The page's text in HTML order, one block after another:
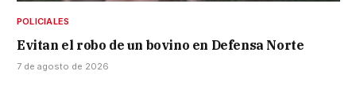
POLICIALES
Evitan el robo de un bovino en Defensa Norte
7 de agosto de 2026